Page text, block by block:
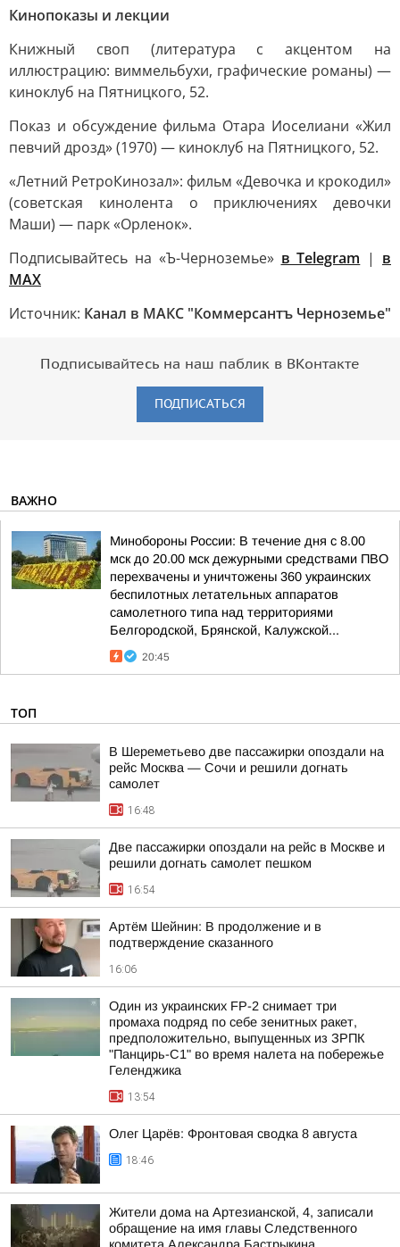
Кинопоказы и лекции
Книжный своп (литература с акцентом на
иллюстрацию: виммельбухи, графические романы) —
киноклуб на Пятницкого, 52.
Показ и обсуждение фильма Отара Иоселиани «Жил
певчий дрозд» (1970) — киноклуб на Пятницкого, 52.
«Летний РетроКинозал»: фильм «Девочка и крокодил»
(советская кинолента о приключениях девочки
Маши) — парк «Орленок».
Подписывайтесь на «Ъ-Черноземье» в Telegram | в
MAX
Источник: Канал в МАКС "Коммерсантъ Черноземье"
Подписывайтесь на наш паблик в ВКонтакте
ПОДПИСАТЬСЯ
ВАЖНО
Минобороны России: В течение дня с 8.00
мск до 20.00 мск дежурными средствами ПВО
перехвачены и уничтожены 360 украинских
беспилотных летательных аппаратов
самолетного типа над территориями
Белгородской, Брянской, Калужской...
20:45
ТОП
В Шереметьево две пассажирки опоздали на
рейс Москва — Сочи и решили догнать
самолет
16:48
Две пассажирки опоздали на рейс в Москве и
решили догнать самолет пешком
16:54
Артём Шейнин: В продолжение и в
подтверждение сказанного
16:06
Один из украинских FP-2 снимает три
промаха подряд по себе зенитных ракет,
предположительно, выпущенных из ЗРПК
"Панцирь-С1" во время налета на побережье
Геленджика
13:54
Олег Царёв: Фронтовая сводка 8 августа
18:46
Жители дома на Артезианской, 4, записали
обращение на имя главы Следственного